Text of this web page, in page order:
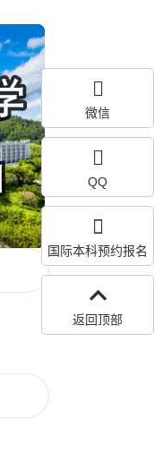
微信
QQ
国际本科预约报名
返回顶部